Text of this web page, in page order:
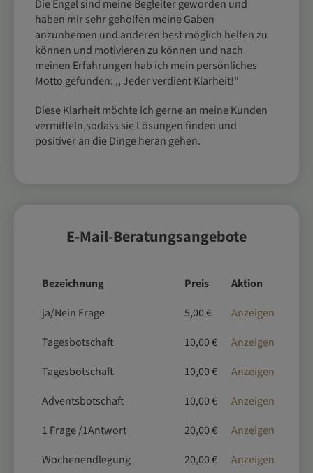
Die Engel sind meine Begleiter geworden und
haben mir sehr geholfen meine Gaben
anzunhemen und anderen best möglich helfen zu
können und motivieren zu können und nach
meinen Erfahrungen hab ich mein persönliches
Motto gefunden: ,, Jeder verdient Klarheit!"
Diese Klarheit möchte ich gerne an meine Kunden
vermitteln,sodass sie Lösungen finden und
positiver an die Dinge heran gehen.
E-Mail-Beratungsangebote
Bezeichnung Preis
Aktion
ja/Nein Frage
5,00 €
Anzeigen
Tagesbotschaft
10,00 €
Anzeigen
Tagesbotschaft
10,00 €
Anzeigen
Adventsbotschaft
10,00 €
Anzeigen
1 Frage /1Antwort
20,00 €
Anzeigen
Wochenendlegung
20,00 €
Anzeigen